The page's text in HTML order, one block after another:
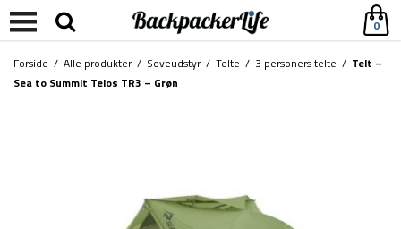
0
Forside / Alle produkter/ Soveudstyr/ Telte / 3 personers telte / Telt –
Sea to Summit Telos TR3 – Grøn